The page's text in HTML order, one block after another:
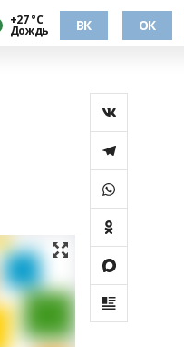
+27 °С
Дождь ВК ОК